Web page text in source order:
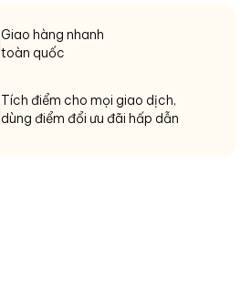
Giao hàng nhanh
toàn quốc
Tích điểm cho mọi giao dịch,
dùng điểm đổi ưu đãi hấp dẫn